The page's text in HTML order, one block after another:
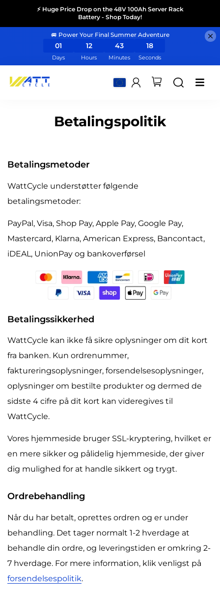
⚡ Huge Price Drop on the 48V 100Ah Server Rack
Battery - Shop Today!
🚐 Power Your Final Summer Adventure
01
Days
12
Hours
43
Minutes
17
Seconds
Betalingspolitik
Betalingsmetoder
WattCycle understøtter følgende
betalingsmetoder:
PayPal, Visa, Shop Pay, Apple Pay, Google Pay,
Mastercard, Klarna, American Express, Bancontact,
iDEAL, UnionPay og bankoverførsel
Betalingssikkerhed
WattCycle kan ikke få sikre oplysninger om dit kort
fra banken. Kun ordrenummer,
faktureringsoplysninger, forsendelsesoplysninger,
oplysninger om bestilte produkter og dermed de
sidste 4 cifre på dit kort kan videregives til
WattCycle.
Vores hjemmeside bruger SSL-kryptering, hvilket er
en mere sikker og pålidelig hjemmeside, der giver
dig mulighed for at handle sikkert og trygt.
Ordrebehandling
Når du har betalt, oprettes ordren og er under
behandling. Det tager normalt 1-2 hverdage at
behandle din ordre, og leveringstiden er omkring 2-
7 hverdage. For mere information, klik venligst på
forsendelsespolitik.